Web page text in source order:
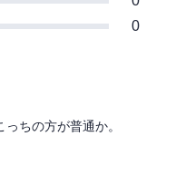
0
ちの方が普通か。